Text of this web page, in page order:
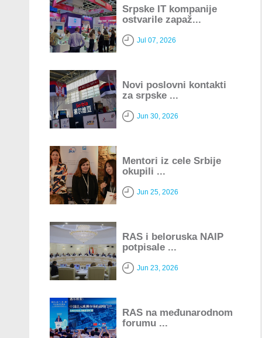
Srpske IT kompanije
ostvarile zapaž...
Jul 07, 2026
Novi poslovni kontakti
za srpske ...
Jun 30, 2026
Mentori iz cele Srbije
okupili ...
Jun 25, 2026
RAS i beloruska NAIP
potpisale ...
Jun 23, 2026
RAS na međunarodnom
forumu ...